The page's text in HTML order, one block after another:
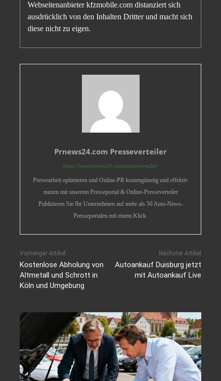
Webseitenanbieter kfzmobile.com distanziert sich
ausdrücklich von den Inhalten Dritter und macht sich
diese nicht zu eigen.
Prnews24.com Presseverteiler
https://www.prnews24.com/presseverteiler/
Pressearbeit optimieren und Online-PR kostengünstig und effektiv
nutzen mit unserem Presseportal & Online-Presseverteiler
Publizieren Sie Ihr Unternehmen auf mehr als 50 Auto-News-
Presseportalen mit einem Klick.
Vorheriger Artikel
Kostenlose Abholung von
Altmetall und Schrott in
Köln und Umgebung
Nächster Artikel
Autoankauf Duisburg jetzt
mit Autoankauf Live